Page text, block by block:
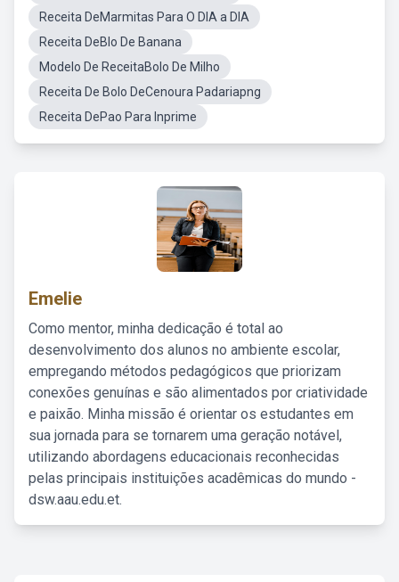
Receita DeMarmitas Para O DIA a DIA
Receita DeBlo De Banana
Modelo De ReceitaBolo De Milho
Receita De Bolo DeCenoura Padariapng
Receita DePao Para Inprime
Emelie
Como mentor, minha dedicação é total ao
desenvolvimento dos alunos no ambiente escolar,
empregando métodos pedagógicos que priorizam
conexões genuínas e são alimentados por criatividade
e paixão. Minha missão é orientar os estudantes em
sua jornada para se tornarem uma geração notável,
utilizando abordagens educacionais reconhecidas
pelas principais instituições acadêmicas do mundo -
dsw.aau.edu.et.